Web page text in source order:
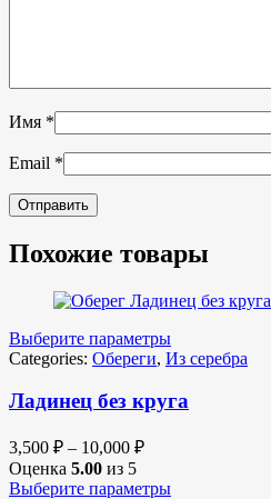
Имя *
Email *
Похожие товары
Выберите параметры
Categories: Обереги, Из серебра
Ладинец без круга
3,500 ₽ – 10,000 ₽
Оценка 5.00 из 5
Выберите параметры